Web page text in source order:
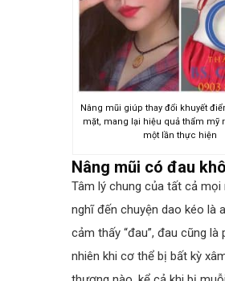
Nâng mũi giúp thay đổi khuyết
mặt, mang lại hiệu quả thẩm mỹ
một lần thực hiện
Nâng mũi có đau
Tâm lý chung của tất cả mọi
nghĩ đến chuyện dao kéo là
cảm thấy “đau”, đau cũng là
nhiên khi cơ thể bị bất kỳ